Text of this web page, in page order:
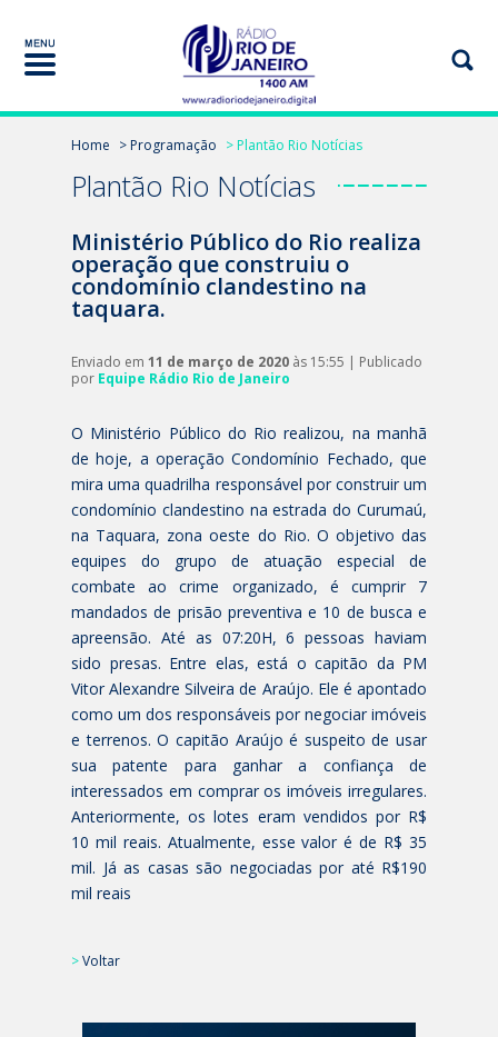
Home > Programação > Plantão Rio Notícias
Plantão Rio Notícias
Ministério Público do Rio realiza
operação que construiu o
condomínio clandestino na
taquara.
Enviado em 11 de março de 2020 às 15:55 | Publicado
por Equipe Rádio Rio de Janeiro
O Ministério Público do Rio realizou, na manhã
de hoje, a operação Condomínio Fechado, que
mira uma quadrilha responsável por construir um
condomínio clandestino na estrada do Curumaú,
na Taquara, zona oeste do Rio. O objetivo das
equipes do grupo de atuação especial de
combate ao crime organizado, é cumprir 7
mandados de prisão preventiva e 10 de busca e
apreensão. Até as 07:20H, 6 pessoas haviam
sido presas. Entre elas, está o capitão da PM
Vitor Alexandre Silveira de Araújo. Ele é apontado
como um dos responsáveis por negociar imóveis
e terrenos. O capitão Araújo é suspeito de usar
sua patente para ganhar a confiança de
interessados em comprar os imóveis irregulares.
Anteriormente, os lotes eram vendidos por R$
10 mil reais. Atualmente, esse valor é de R$ 35
mil. Já as casas são negociadas por até R$190
mil reais
>Voltar